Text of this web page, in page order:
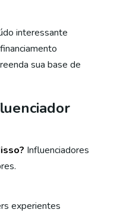
interessante
sua base de
Influenciadores
experientes